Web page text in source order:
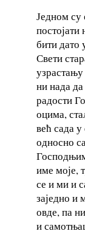
Једном су
постојати
бити дато
Свети
ни нада
радости
оцима,
већ сада
односно
име моје,
се и ми и
заједно и
овде, па
и